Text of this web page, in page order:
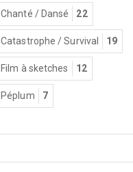
Chanté / Dansé 22
Catastrophe / Survival 19
Film à sketches 12
Péplum 7